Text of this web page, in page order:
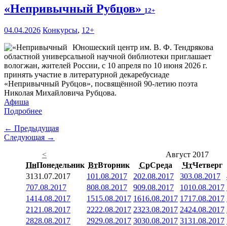
«Непривычный Рубцов» 12+
04.04.2026 Конкурсы, 12+
Юношеский центр им. В. Ф. Тендрякова
областной универсальной научной библиотеки приглашает
вологжан, жителей России, с 10 апреля по 10 июня 2026 г.
принять участие в литературной декаребусиаде
«Непривычный Рубцов», посвящённой 90-летию поэта
Николая Михайловича Рубцова.
Афиша
Подробнее
← Предыдущая
Следующая →
<
Август 2017
ПнПонедельник ВтВторник СрСреда ЧтЧетверг
3131.07.2017 101.08.2017 202.08.2017 303.08.2017
707.08.2017 808.08.2017 909.08.2017 1010.08.2017
1414.08.2017 1515.08.2017 1616.08.2017 1717.08.2017
21 21.08.2017 2222.08.2017 2323.08.2017 2424.08.2017
2828.08.2017 2929.08.2017 3030.08.2017 3131.08.2017